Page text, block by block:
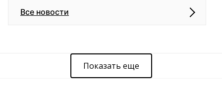
Все новости
Показать еще